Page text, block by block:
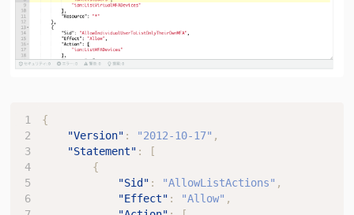
4
6
{
"Version" : "2012-10-17" ,
"Statement" :
[
{
"Sid" : "AllowListActions" ,
"Effect" : "Allow" ,